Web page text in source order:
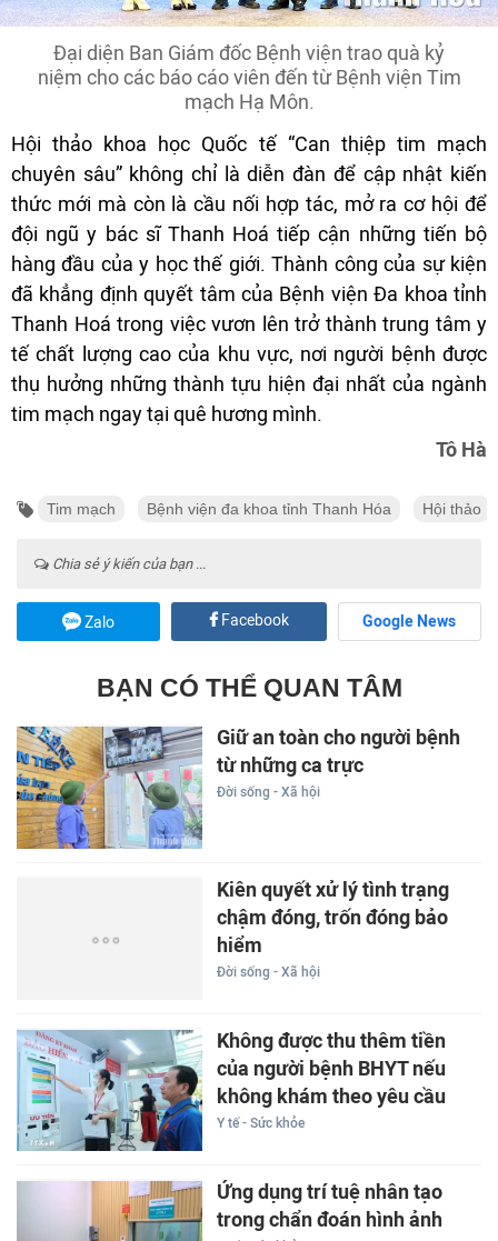
Đại diện Ban Giám đốc Bệnh viện trao quà kỷ
niệm cho các báo cáo viên đến từ Bệnh viện Tim
mạch Hạ Môn.
Hội thảo khoa học Quốc tế “Can thiệp tim mạch
chuyên sâu” không chỉ là diễn đàn để cập nhật kiến
thức mới mà còn là cầu nối hợp tác, mở ra cơ hội để
đội ngũ y bác sĩ Thanh Hoá tiếp cận những tiến bộ
hàng đầu của y học thế giới. Thành công của sự kiện
đã khẳng định quyết tâm của Bệnh viện Đa khoa tỉnh
Thanh Hoá trong việc vươn lên trở thành trung tâm y
tế chất lượng cao của khu vực, nơi người bệnh được
thụ hưởng những thành tựu hiện đại nhất của ngành
tim mạch ngay tại quê hương mình.
Tô Hà
Tim mạch Bệnh viện đa khoa tỉnh Thanh Hóa Hội thảo
Chia sẻ ý kiến của bạn ...
Zalo Facebook Google News
BẠN CÓ THỂ QUAN TÂM
Giữ an toàn cho người bệnh
từ những ca trực
Đời sống - Xã hội
Kiên quyết xử lý tình trạng
chậm đóng, trốn đóng bảo
hiểm
Đời sống - Xã hội
Không được thu thêm tiền
của người bệnh BHYT nếu
không khám theo yêu cầu
Y tế - Sức khỏe
Ứng dụng trí tuệ nhân tạo
trong chẩn đoán hình ảnh